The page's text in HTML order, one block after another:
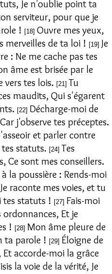
Je n'oublie point ta
serviteur, pour que je
! [18] Ouvre mes yeux,
merveilles de ta loi ! [19] Je
: Ne me cache pas tes
âme est brisée par le
tes lois. [21] Tu
maudits, Qui s'égarent
[22] Décharge-moi de
j'observe tes préceptes.
et parler contre
statuts. [24] Tes
Ce sont mes conseillers.
la poussière : Rends-moi
Je raconte mes voies, et tu
tes statuts ! [27] Fais-moi
Et je
! [28] Mon âme pleure de
ta parole ! [29] Éloigne de
accorde-moi la grâce
la voie de la vérité, Je